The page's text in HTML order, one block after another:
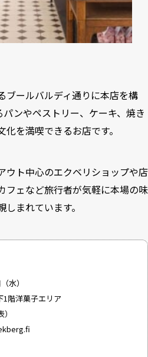
ブールバルディ通りに本店を構
ンやペストリー、ケーキ、焼き
を満喫できるお店です。
ウト中心のエクベリショップや店
フェなど旅行者が気軽に本場の味
まれています。
水）
1階洋菓子エリア